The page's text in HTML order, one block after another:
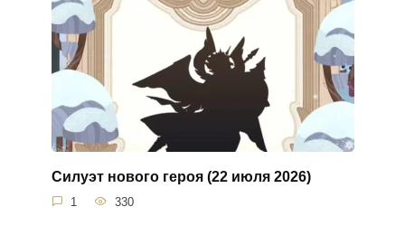
Силуэт нового героя (22 июля 2026)
1 330